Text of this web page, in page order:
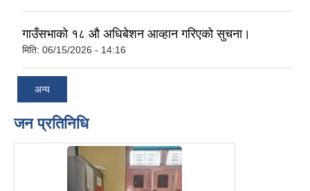
गाउँसभाको १८ औ अधिबेशन आव्हान गरिएको सुचना।
मिति: 06/15/2026 - 14:16
अन्य
जन प्रतिनिधि